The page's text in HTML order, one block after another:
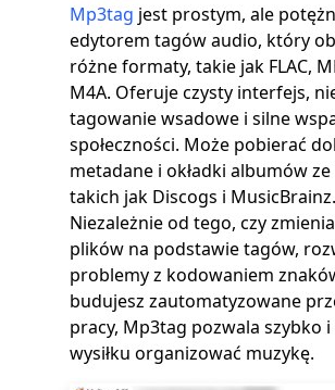
Mp3tag jest prostym, ale
edytorem tagów audio, który
różne formaty, takie jak FLAC,
M4A. Oferuje czysty interfejs,
tagowanie wsadowe i silne
społeczności. Może pobierać
metadane i okładki albumów ze
takich jak Discogs i MusicBrainz.
Niezależnie od tego, czy
plików na podstawie tagów,
problemy z kodowaniem
budujesz zautomatyzowane
pracy, Mp3tag pozwala szybko i
wysiłku organizować muzykę.